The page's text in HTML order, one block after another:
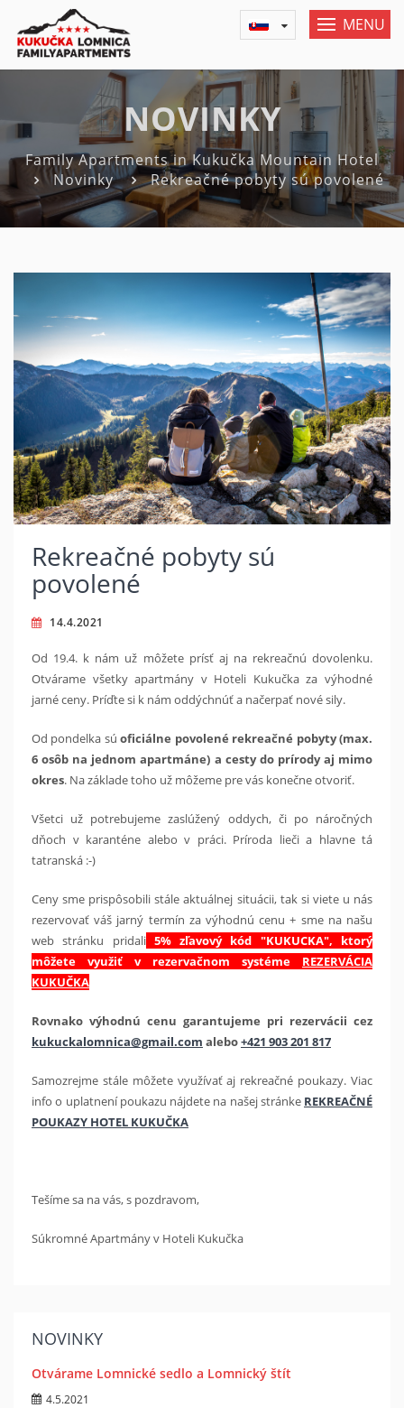
MENU
NOVINKY
Family Apartments in Kukučka Mountain Hotel
Novinky
Rekreačné pobyty sú povolené
Rekreačné pobyty sú
povolené
14.4.2021
Od 19.4. k nám už môžete prísť aj na rekreačnú dovolenku.
Otvárame všetky apartmány v Hoteli Kukučka za výhodné
jarné ceny. Príďte si k nám oddýchnúť a načerpať nové sily.
Od pondelka súoficiálne povolené rekreačné pobyty (max.
6 osôb na jednom apartmáne) a cesty do prírody aj mimo
okres. Na základe toho už môžeme pre vás konečne otvoriť.
Všetci už potrebujeme zaslúžený oddych, či po náročných
dňoch v karanténe alebo v práci. Príroda lieči a hlavne tá
tatranská :-)
Ceny sme prispôsobili stále aktuálnej situácii, tak si viete u nás
rezervovať váš jarný termín za výhodnú cenu + sme na našu
web stránku pridali5% zľavový kód "KUKUCKA", ktorý
môžete využiť v rezervačnom systéme REZERVÁCIA
KUKUČKA
Rovnako výhodnú cenu garantujeme pri rezervácii cez
kukuckalomnica@gmail.com alebo+421 903 201 817
Samozrejme stále môžete využívať aj rekreačné poukazy. Viac
info o uplatnení poukazu nájdete na našej stránke REKREAČNÉ
POUKAZY HOTEL KUKUČKA
Tešíme sa na vás, s pozdravom,
Súkromné Apartmány v Hoteli Kukučka
NOVINKY
Otvárame Lomnické sedlo a Lomnický štít
4.5.2021